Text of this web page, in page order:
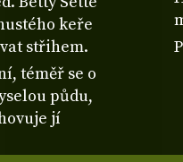
keře
střihem.
téměř se o
půdu,
jí